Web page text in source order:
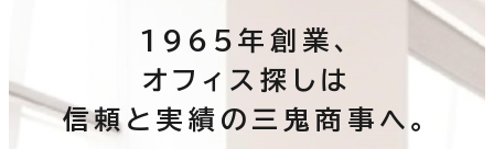
1965年創業、
オフィス探しは
信頼と実績の三鬼商事へ。